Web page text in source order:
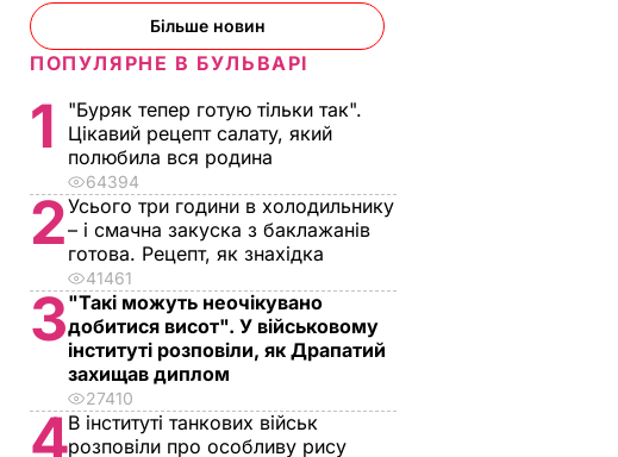
Більше новин
ПОПУЛЯРНЕ В БУЛЬВАРІ
1
"Буряк тепер готую тільки так".
Цікавий рецепт салату, який
полюбила вся родина
64394
2Усього три години в холодильнику
– і смачна закуска з баклажанів
готова. Рецепт, як знахідка
41461
3"Такі можуть неочікувано
добитися висот". У військовому
інституті розповіли, як Драпатий
захищав диплом
27410
4В інституті танкових військ
розповіли про особливу рису